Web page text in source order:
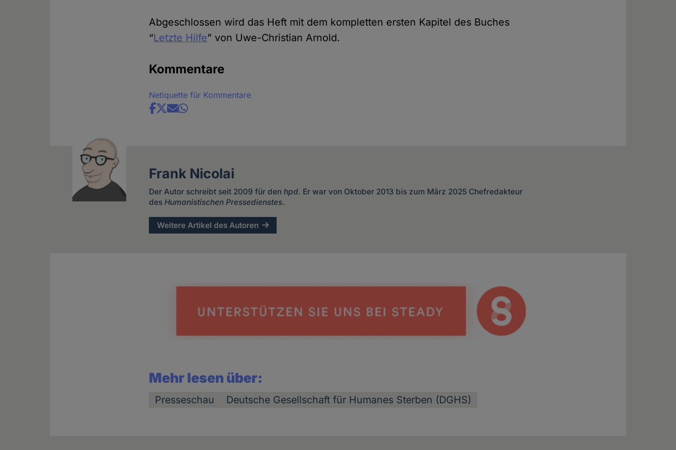
Abgeschlossen wird das Heft mit dem kompletten ersten Kapitel des Buches
“Letzte Hilfe” von Uwe-Christian Arnold.
Kommentare
Netiquette für Kommentare
Share
Frank Nicolai
Der Autor schreibt seit 2009 für denhpd. Er war von Oktober 2013 bis zum März 2025 Chefredakteur
des Humanistischen Pressedienstes.
Weitere Artikel des Autoren
Mehr lesen über:
Presseschau Deutsche Gesellschaft für Humanes Sterben (DGHS)